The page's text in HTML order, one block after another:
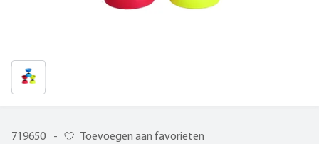
719650 - Toevoegen aan favorieten